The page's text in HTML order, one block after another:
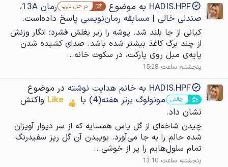
HADIS.HPF به موضوع در حال تایپ
رمان 13A،
صندلی خالی | مسابقه رمان‌نویسی پاسخ داده‌است.
کیانی از جا بلند شد. پوشه را زیر بغلش فشرد؛ انگار وزنش
از چند برگ کاغذ بیشتر شده باشد. صدای کشیده شدن
پایه‌ی مبل روی پارکت، در سکوت خانه...
پنجشنبه ساعت 15:28
HADIS.HPF بهخانم هدایت نوشته در موضوع
چالش مونولوگ برتر هفته(4) با Like واکنش
نشان داد.
چیدن شاخه‌ای از گل یاس همسایه که از سر دیوار آویزان
شده حالم را به جا می‌آورد. بوییدن آن گل ریز سفیدرنگ
تمام سلول‌هایم را پر از خوشی...
پنجشنبه ساعت 13:10